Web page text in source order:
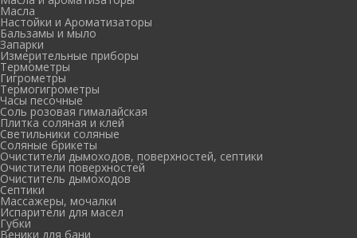
Масла
Настойки и Ароматизаторы
Бальзамы и мыло
Запарки
Измерительные приборы
Термометры
Гигрометры
Термогигрометры
Часы песочные
Соль розовая гималайская
Плитка соляная и клей
Светильники соляные
Соляные брикеты
Очистители дымоходов, поверхностей, септики
Очистители поверхностей
Очиститель дымоходов
Септики
Массажеры, мочалки
Испарители для масел
Губки
Веники для бани